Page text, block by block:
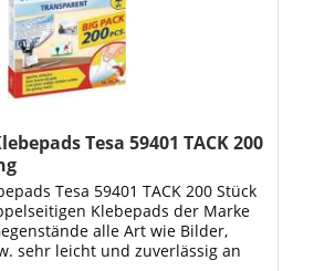
Tesa 59401 TACK 200
Tesa 59401 TACK 200 Stück
Klebepads der Marke
alle Art wie Bilder,
sehr leicht und zuverlässig an